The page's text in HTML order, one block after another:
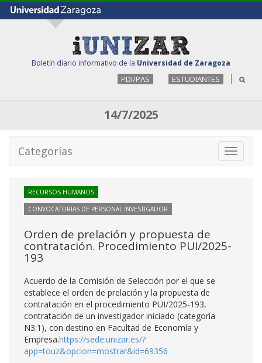
Boletín diario informativo de la Universidad de Zaragoza
PDI/PAS ESTUDIANTES
14/7/2025
Toggle
Categorías
RECURSOS HUMANOS
CONVOCATORIAS DE PERSONAL INVESTIGADOR
Orden de prelación y propuesta de
contratación. Procedimiento PUI/2025-
193
Acuerdo de la Comisión de Selección por el que se
establece el orden de prelación y la propuesta de
contratación en el procedimiento PUI/2025-193,
contratación de un investigador iniciado (categoría
N3.1), con destino en Facultad de Economía y
Empresa.https://sede.unizar.es/?
app=touz&opcion=mostrar&id=69356